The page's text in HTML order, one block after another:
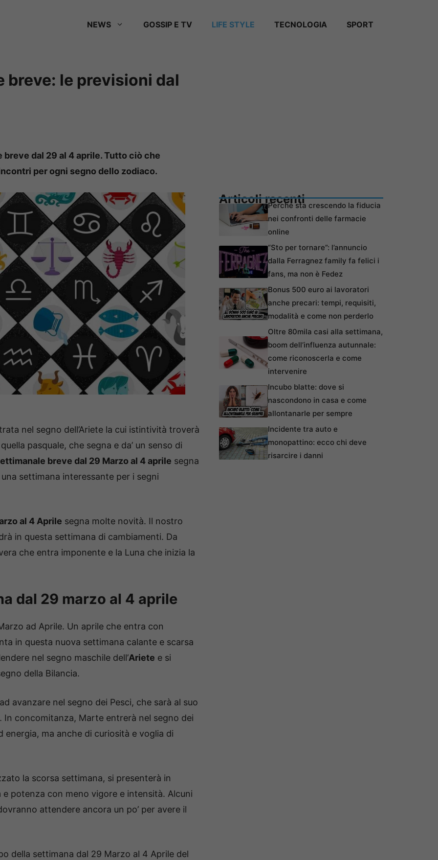
NEWS GOSSIP E TV LIFE STYLE TECNOLOGIA SPORT
breve: le previsioni dal
dal 29 al 4 aprile. Tutto ciò che
per ogni segno dello zodiaco.
nel segno dell’Ariete la cui istintività troverà
pasquale, che segna e da’ un senso di
breve dal 29 Marzo al 4 aprile segna
settimana interessante per i segni
al 4 Aprile segna molte novità. Il nostro
in questa settimana di cambiamenti. Da
che entra imponente e la Luna che inizia la
dal 29 marzo al 4 aprile
ad Aprile. Un aprile che entra con
in questa nuova settimana calante e scarsa
nel segno maschile dell’Ariete e si
della Bilancia.
avanzare nel segno dei Pesci, che sarà al suo
In concomitanza, Marte entrerà nel segno dei
energia, ma anche di curiosità e voglia di
la scorsa settimana, si presenterà in
potenza con meno vigore e intensità. Alcuni
attendere ancora un po’ per avere il
della settimana dal 29 Marzo al 4 Aprile del
Articoli recentiPerché sta crescendo la fiducia
nei confronti delle farmacie
online
“Sto per tornare”: l’annuncio
dalla Ferragnez family fa felici i
fans, ma non è Fedez
Bonus 500 euro ai lavoratori
anche precari: tempi, requisiti,
modalità e come non perderlo
Oltre 80mila casi alla settimana,
boom dell’influenza autunnale:
come riconoscerla e come
intervenire
Incubo blatte: dove si
nascondono in casa e come
allontanarle per sempre
Incidente tra auto e
monopattino: ecco chi deve
risarcire i danni